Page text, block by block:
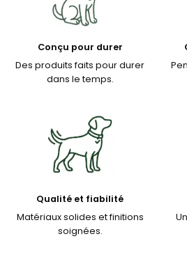
Conçu pour durer
Des produits faits pour durer
dans le temps.
Qualité et fiabilité
Matériaux solides et finitions
soignées.